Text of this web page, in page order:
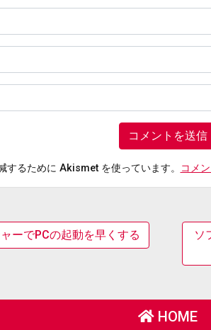
するために Akismet を使っています。 コメ
ーでPCの起動を早くする
ソ
HOME